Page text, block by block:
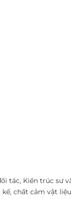
tác, Kiến trúc sư
chất cảm vật